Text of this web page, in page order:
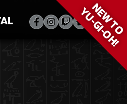
NEW TO
YU‑GI‑OH!